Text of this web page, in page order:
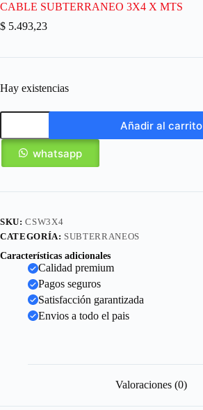
CABLE SUBTERRANEO 3X4 X MTS
$ 5.493,23
Hay existencias
Añadir al carrito
whatsapp
SKU:CSW3X4
CATEGORÍA: SUBTERRANEOS
Características adicionales
Calidad premium
Pagos seguros
Satisfacción garantizada
Envios a todo el pais
Valoraciones (0)